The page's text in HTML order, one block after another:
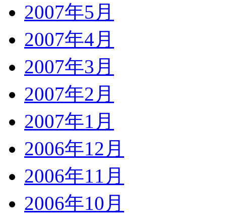
2007年5月
2007年4月
2007年3月
2007年2月
2007年1月
2006年12月
2006年11月
2006年10月